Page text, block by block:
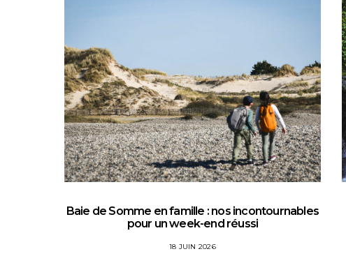
Baie de Somme en famille : nos incontournables
pour un week-end réussi
18 JUIN 2026